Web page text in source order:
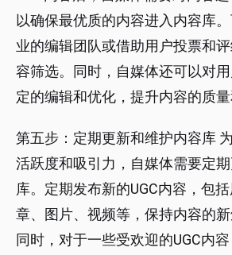
以确保最优质的内容进入内容库
业的编辑团队或借助用户投票和
容筛选。同时，自媒体还可以对
定的编辑和优化，提升内容的质量
第五步：定期更新和维护内容库
活跃度和吸引力，自媒体需要定
库。定期发布新的UGC内容，包
章、图片、视频等，保持内容的新
同时，对于一些受欢迎的UGC内